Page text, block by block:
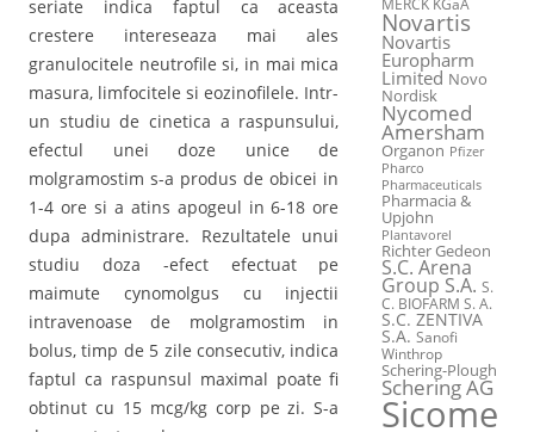
seriate indica faptul ca aceasta
crestere intereseaza mai ales
granulocitele neutrofile si, in mai mica
masura, limfocitele si eozinofilele. Intr-
un studiu de cinetica a raspunsului,
efectul unei doze unice de
molgramostim s-a produs de obicei in
1-4 ore si a atins apogeul in 6-18 ore
dupa administrare. Rezultatele unui
studiu doza -efect efectuat pe
maimute cynomolgus cu injectii
intravenoase de molgramostim in
bolus, timp de 5 zile consecutiv, indica
faptul ca raspunsul maximal poate fi
obtinut cu 15 mcg/kg corp pe zi. S-a
MERCK KGaA
Novartis
Novartis
Europharm
Limited Novo
Nordisk
Nycomed
Amersham
Organon Pfizer
Pharco
Pharmaceuticals
Pharmacia &
Upjohn
Plantavorel
Richter Gedeon
S.C. Arena
Group S.A. S.
C. BIOFARM S. A.
S.C. ZENTIVA
S.A. Sanofi
Winthrop
Schering-Plough
Schering AG
Sicome